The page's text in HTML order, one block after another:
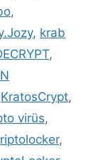
,
, krab
,
KratosCrypt,
virüs,
,